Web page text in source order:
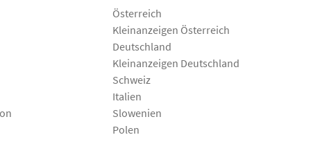
Österreich
Kleinanzeigen Österreich
Deutschland
Kleinanzeigen Deutschland
Schweiz
Italien
Slowenien
Polen